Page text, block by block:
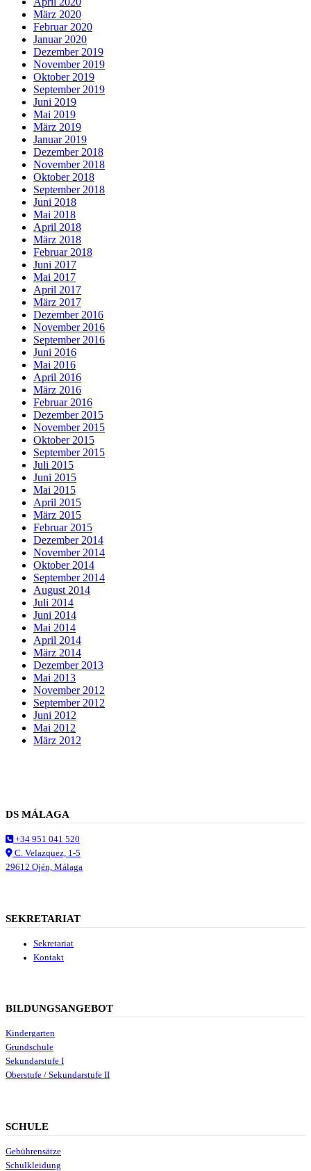
März 2020
Februar 2020
Januar 2020
Dezember 2019
November 2019
Oktober 2019
September 2019
Juni 2019
Mai 2019
März 2019
Januar 2019
Dezember 2018
November 2018
Oktober 2018
September 2018
Juni 2018
Mai 2018
April 2018
März 2018
Februar 2018
Juni 2017
Mai 2017
April 2017
März 2017
Dezember 2016
November 2016
September 2016
Juni 2016
Mai 2016
April 2016
März 2016
Februar 2016
Dezember 2015
November 2015
Oktober 2015
September 2015
Juli 2015
Juni 2015
Mai 2015
April 2015
März 2015
Februar 2015
Dezember 2014
November 2014
Oktober 2014
September 2014
August 2014
Juli 2014
Juni 2014
Mai 2014
April 2014
März 2014
Dezember 2013
Mai 2013
November 2012
September 2012
Juni 2012
Mai 2012
März 2012
DS MÁLAGA
+34 951 041 520
C. Velazquez, 1-5
29612 Ojén, Málaga
SEKRETARIAT
Sekretariat
Kontakt
BILDUNGSANGEBOT
Kindergarten
Grundschule
Sekundarstufe I
Oberstufe / Sekundarstufe II
SCHULE
Gebührensätze
Schulkleidung